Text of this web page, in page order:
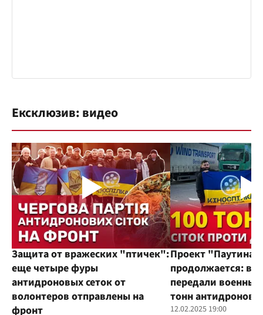
Ексклюзив: видео
Защита от вражеских "птичек":
еще четыре фуры
антидроновых сеток от
волонтеров отправлены на
фронт
Проект "Паутина"
продолжается:
передали
тонн
12.02.2025 19:00